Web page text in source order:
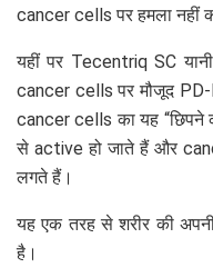
cancer cells पर हमला नहीं
यहीं पर Tecentriq SC
cancer cells पर मौजूद
cancer cells का यह “छिपने
से active हो जाते हैं और
लगते हैं।
यह एक तरह से शरीर की अपनी
है।